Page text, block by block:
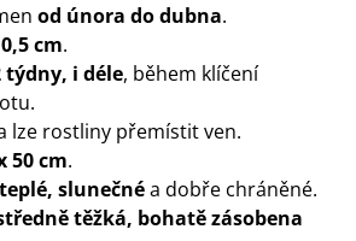
od února do dubna.
0,5 cm.
týdny, i déle, během klíčení
lze rostliny přemístit ven.
50 cm.
teplé, slunečnéa dobře chráněné.
těžká, bohatě zásobena